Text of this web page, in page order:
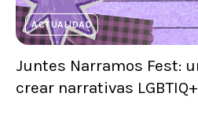
ACTUALIDAD
Juntes Narramos Fest:
crear narrativas